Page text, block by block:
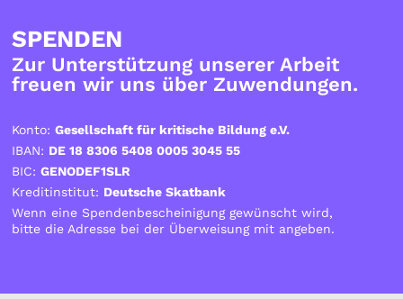
SPENDEN
Zur Unterstützung unserer Arbeit
freuen wir uns über Zuwendungen.
Konto:Gesellschaft für kritische Bildung e.V.
IBAN: DE 18 8306 5408 0005 3045 55
BIC:GENODEF1SLR
Kreditinstitut: Deutsche Skatbank
Wenn eine Spendenbescheinigung gewünscht wird,
bitte die Adresse bei der Überweisung mit angeben.